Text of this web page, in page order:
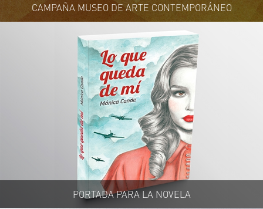
CAMPAÑA MUSEO DE ARTE CONTEMPORÁNEO
PORTADA PARA LA NOVELA